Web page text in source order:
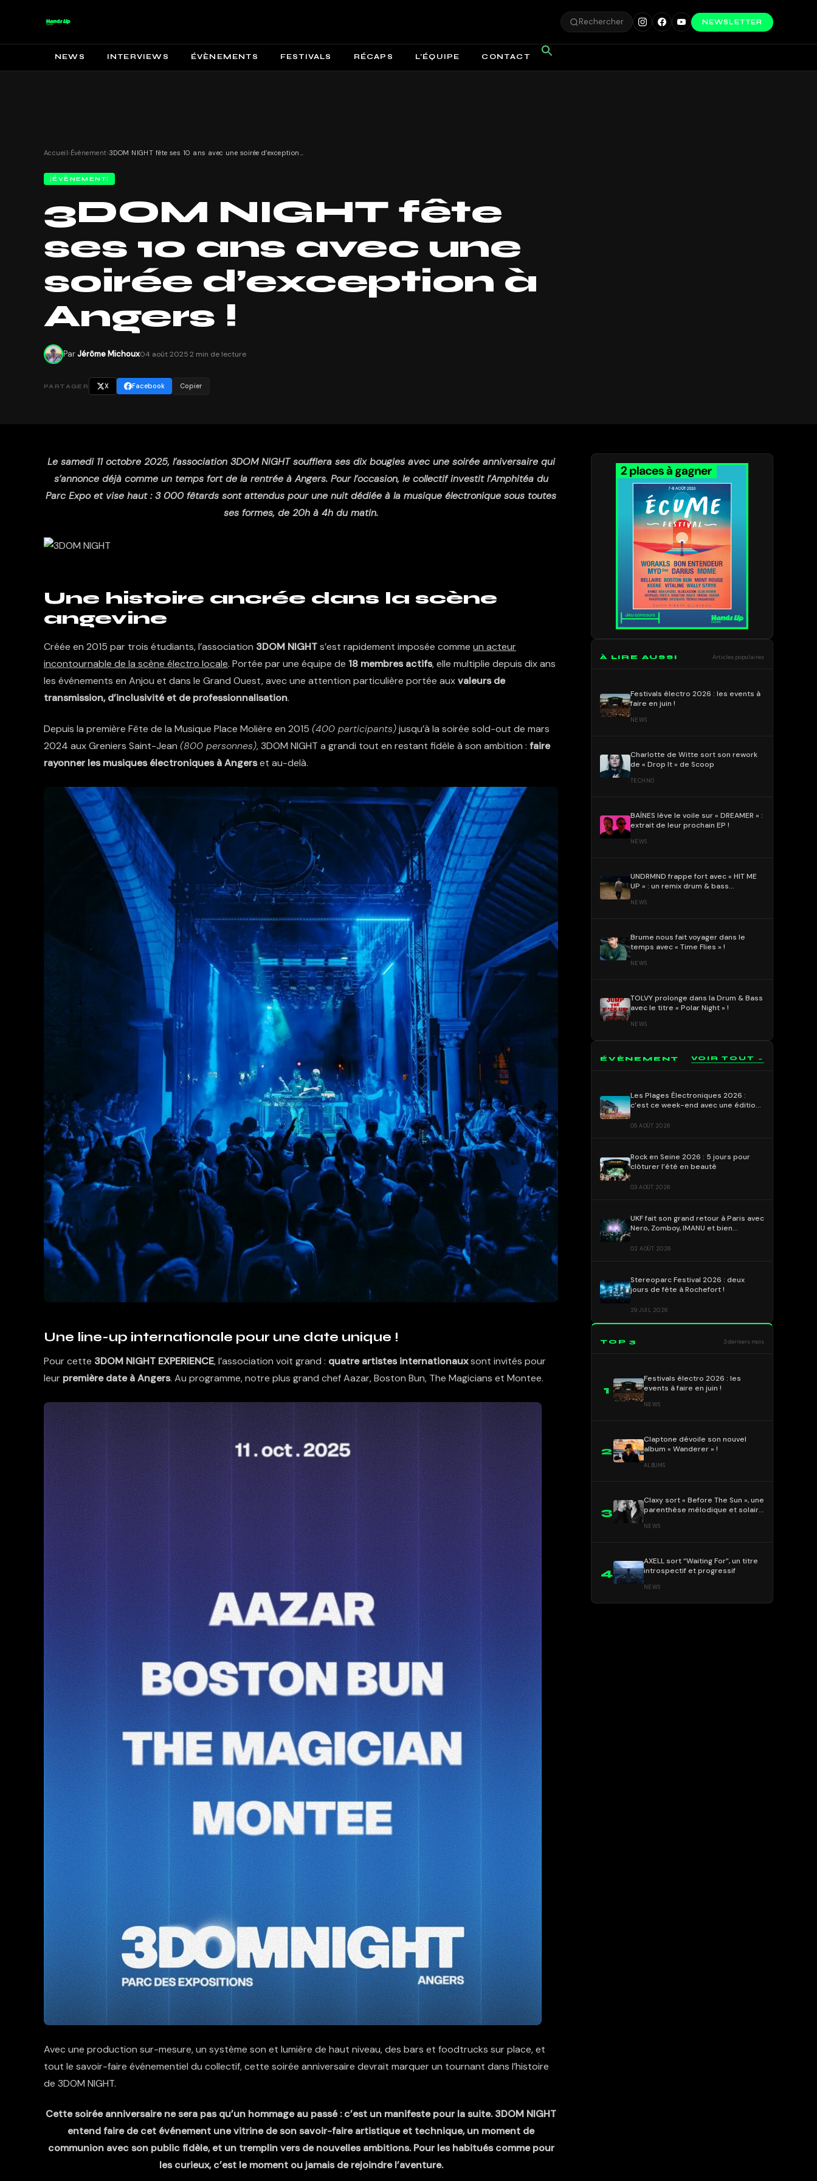
Rechercher NEWSLETTER
NEWS INTERVIEWS ÉVÈNEMENTS FESTIVALS RÉCAPS L’ÉQUIPE CONTACT
Accueil› Évènement› 3DOM NIGHT fête ses 10 ans avec une soirée d’exception à Angers !
ÉVÈNEMENT
3DOM NIGHT fête
ses 10 ans avec une
soirée d’exception à
Angers !
ParJérôme Michoux04 août 20252 min de lecture
PARTAGER X Facebook Copier
Le samedi 11 octobre 2025, l’association 3DOM NIGHT soufflera ses dix bougies avec une soirée anniversaire qui
s’annonce déjà comme un temps fort de la rentrée à Angers. Pour l’occasion, le collectif investit l’Amphitéa du
Parc Expo et vise haut : 3 000 fêtards sont attendus pour une nuit dédiée à la musique électronique sous toutes
ses formes, de 20h à 4h du matin.
Une histoire ancrée dans la scène
angevine
Créée en 2015 par trois étudiants, l’association 3DOM NIGHTs’est rapidement imposée comme un acteur
incontournable de la scène électro locale. Portée par une équipe de 18 membres actifs, elle multiplie depuis dix ans
les événements en Anjou et dans le Grand Ouest, avec une attention particulière portée auxvaleurs de
transmission, d’inclusivité et de professionnalisation.
Depuis la première Fête de la Musique Place Molière en 2015 (400 participants)jusqu’à la soirée sold-out de mars
2024 aux Greniers Saint-Jean (800 personnes),3DOM NIGHT a grandi tout en restant fidèle à son ambition : faire
rayonner les musiques électroniques à Angerset au-delà.
Une line-up internationale pour une date unique !
Pour cette 3DOM NIGHT EXPERIENCE, l’association voit grand : quatre artistes internationauxsont invités pour
leur première date à Angers. Au programme, notre plus grand chef Aazar, Boston Bun, The Magicians et Montee.
Avec une production sur-mesure, un système son et lumière de haut niveau, des bars et foodtrucks sur place, et
tout le savoir-faire événementiel du collectif, cette soirée anniversaire devrait marquer un tournant dans l’histoire
de 3DOM NIGHT.
Cette soirée anniversaire ne sera pas qu’un hommage au passé : c’est un manifeste pour la suite. 3DOM NIGHT
entend faire de cet événement une vitrine de son savoir-faire artistique et technique, un moment de
communion avec son public fidèle, et un tremplin vers de nouvelles ambitions. Pour les habitués comme pour
les curieux, c’est le moment ou jamais de rejoindre l’aventure.
À LIRE AUSSI Articles populaires
Festivals électro 2026 : les events à
faire en juin !
NEWS
Charlotte de Witte sort son rework
de « Drop It » de Scoop
TECHNO
BAÏNES lève le voile sur « DREAMER » :
extrait de leur prochain EP !
NEWS
UNDRMND frappe fort avec « HIT ME
UP » : un remix drum & bass
NEWS
Brume nous fait voyager dans le
temps avec « Time Flies » !
NEWS
TOLVY prolonge dans la Drum & Bass
avec le titre « Polar Night » !
NEWS
ÉVÈNEMENT VOIR TOUT →
Les Plages Électroniques 2026 :
c’est ce week-end avec une édition
05 AOÛT 2026
Rock en Seine 2026 : 5 jours pour
clôturer l’été en beauté
03 AOÛT 2026
UKF fait son grand retour à Paris avec
Nero, Zomboy, IMANU et bien
02 AOÛT 2026
Stereoparc Festival 2026 : deux
jours de fête à Rochefort !
29 JUIL 2026
TOP 3 3 derniers mois
1
Festivals électro 2026 : les
events à faire en juin !
NEWS
2
Claptone dévoile son nouvel
album « Wanderer » !
ALBUMS
3
Claxy sort « Before The Sun », une
parenthèse mélodique et solaire
NEWS
4
AXELL sort “Waiting For”, un titre
introspectif et progressif
NEWS